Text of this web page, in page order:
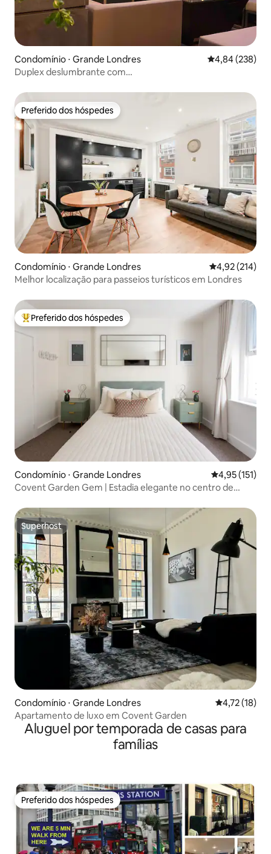
Condomínio ⋅ Grande Londres 4,84 de uma
4,84 (238)
Duplex deslumbrante com
banheiro
Preferido dos hóspedes
Preferido dos hóspedes
Condomínio ⋅ Grande Londres 4,92 de uma
4,92 (214)
Melhor localização para passeios turísticos em Londres
Entre os melhores preferidos dos hóspedes
Preferido dos hóspedes
Condomínio ⋅ Grande Londres 4,95 de uma
4,95 (151)
Covent Garden Gem | Estadia elegante no centro de
Superhost
Superhost
Condomínio ⋅ Grande Londres 4,72 de uma
4,72 (18)
Apartamento de luxo em Covent Garden
Aluguel por temporada de casas para
famílias
Preferido dos hóspedes
Preferido dos hóspedes